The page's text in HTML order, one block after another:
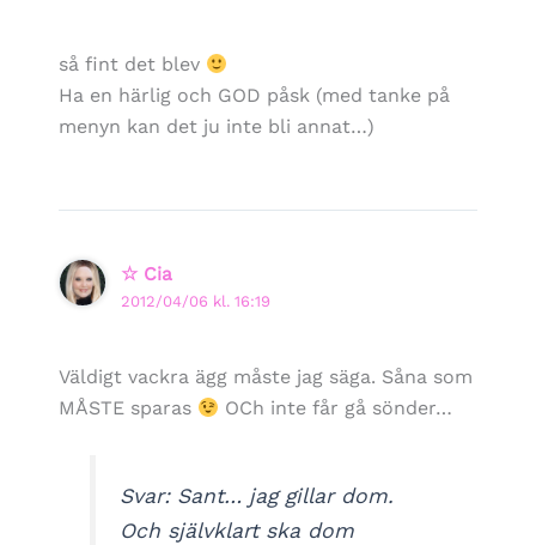
så fint det blev
Ha en härlig och GOD påsk (med tanke på
menyn kan det ju inte bli annat…)
☆ Cia
2012/04/06 kl. 16:19
Väldigt vackra ägg måste jag säga. Såna som
MÅSTE sparas
OCh inte får gå sönder…
Svar: Sant… jag gillar dom.
Och självklart ska dom